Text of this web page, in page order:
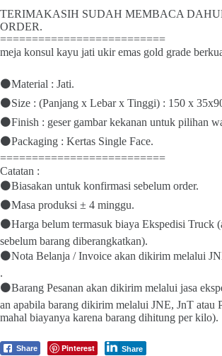
TERIMAKASIH SUDAH MEMBACA
ORDER.
==========================
meja konsul kayu jati ukir emas gold grade
⚫Material : Jati.
⚫Size : (Panjang x Lebar x Tinggi) : 150 x
⚫Finish : geser gambar kekanan untuk pilihan
⚫Packaging : Kertas Single Face.
==========================
Catatan :
⚫Biasakan untuk konfirmasi sebelum order.
⚫Masa produksi ± 4 minggu.
⚫Harga belum termasuk biaya Ekspedisi Truck
sebelum barang diberangkatkan).
⚫Nota Belanja / Invoice akan dikirim melalui
.
⚫Barang Pesanan akan dikirim melalui jasa
an apabila barang dikirim melalui JNE, JnT atau
mahal biayanya karena barang dihitung per kilo).
Share Pinterest Share